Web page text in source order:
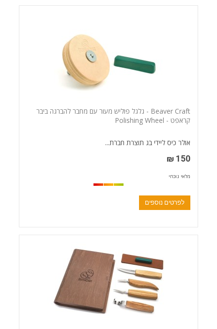
Beaver Craft - גלגל פוליש מעור עם מחבר להברגה ביבר
קראפט - Polishing Wheel
אולר כיס ליידי בג תוצרת חברת...
150 ₪
מלאי נוכחי
לפרטים נוספים